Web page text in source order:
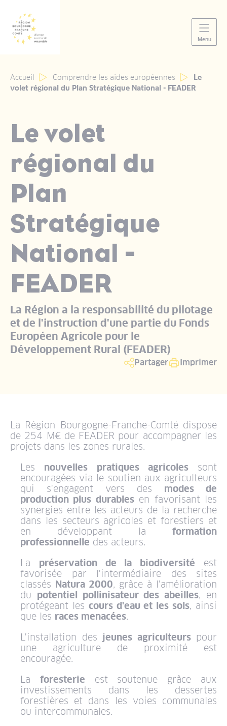
Menu
Accueil Comprendre les aides européennes
Le
volet régional du Plan Stratégique National - FEADER
Le volet
régional du
Plan
Stratégique
National -
FEADER
La Région a la responsabilité du pilotage
et de l'instruction d'une partie du Fonds
Européen Agricole pour le
Développement Rural (FEADER)
Partager Imprimer
La Région Bourgogne-Franche-Comté dispose
de 254 M€ de FEADER pour accompagner les
projets dans les zones rurales.
Les nouvelles pratiques agricolessont
encouragées via le soutien aux agriculteurs
qui s'engagent vers des modes de
production plus durablesen favorisant les
synergies entre les acteurs de la recherche
dans les secteurs agricoles et forestiers et
en développant la formation
professionnelle des acteurs.
La préservation de la biodiversité est
favorisée par l'intermédiaire des sites
classés Natura 2000, grâce à l'amélioration
du potentiel pollinisateur des abeilles, en
protégeant les cours d'eau et les sols, ainsi
que les races menacées.
L'installation des jeunes agriculteurspour
une agriculture de proximité est
encouragée.
La foresterie est soutenue grâce aux
investissements dans les dessertes
forestières et dans les voies communales
ou intercommunales.